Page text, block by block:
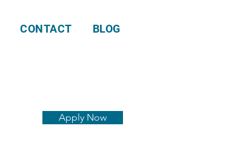
CONTACT BLOG
Apply Now